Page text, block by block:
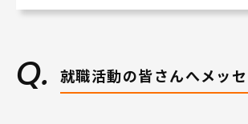
就職活動の皆さんへメッ